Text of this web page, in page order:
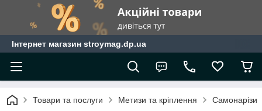
Інтернет магазин stroymag.dp.ua
Товари та послуги Метизи та кріплення Самонарізи